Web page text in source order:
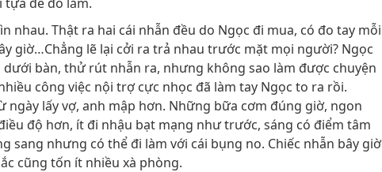
nhau. Thật ra hai cái nhẫn đều do Ngọc đi mua, có đo tay mỗi
giờ…Chẳng lẽ lại cởi ra trả nhau trước mặt mọi người? Ngọc
dưới bàn, thử rút nhẫn ra, nhưng không sao làm được chuyện
công việc nội trợ cực nhọc đã làm tay Ngọc to ra rồi.
ngày lấy vợ, anh mập hơn. Những bữa cơm đúng giờ, ngon
độ hơn, ít đi nhậu bạt mạng như trước, sáng có điểm tâm
sang nhưng có thể đi làm với cái bụng no. Chiếc nhẫn bây giờ
cũng tốn ít nhiều xà phòng.